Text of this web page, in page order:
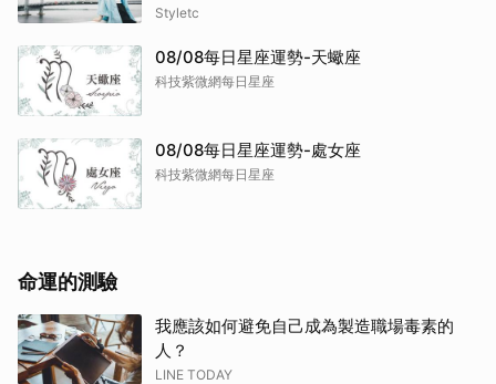
Styletc
08/08每日星座運勢-天蠍座
科技紫微網每日星座
08/08每日星座運勢-處女座
科技紫微網每日星座
命運的測驗
我應該如何避免自己成為製造職場毒素的
人？
LINE TODAY